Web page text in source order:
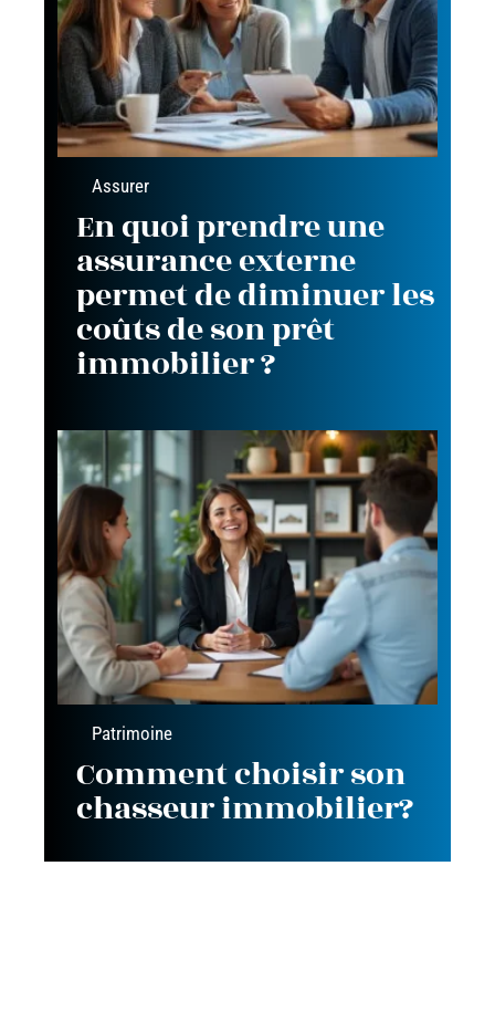
Assurer
En quoi prendre une
assurance externe
permet de diminuer les
coûts de son prêt
immobilier ?
Patrimoine
Comment choisir son
chasseur immobilier?